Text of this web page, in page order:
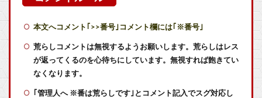
本文へコメント｢>>番号｣コメント欄には｢※番号｣
荒らしコメントは無視するようお願いします。荒らしはレス
が返ってくるのを心待ちにしています。無視すれば飽きてい
なくなります。
｢管理人へ ※番は荒らしです｣とコメント記入でスグ対応し